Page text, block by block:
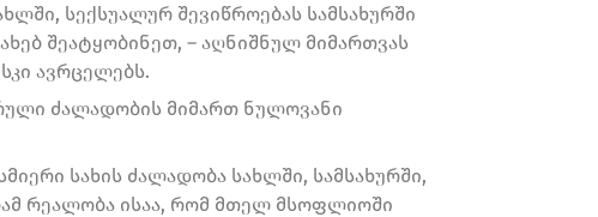
სექსუალურ შევიწროებას სამსახურში
შეატყობინეთ, – აღნიშნულ მიმართვას
ავრცელებს.
ძალადობის მიმართ ნულოვანი
სახის ძალადობა სახლში, სამსახურში,
რეალობა ისაა, რომ მთელ მსოფლიოში